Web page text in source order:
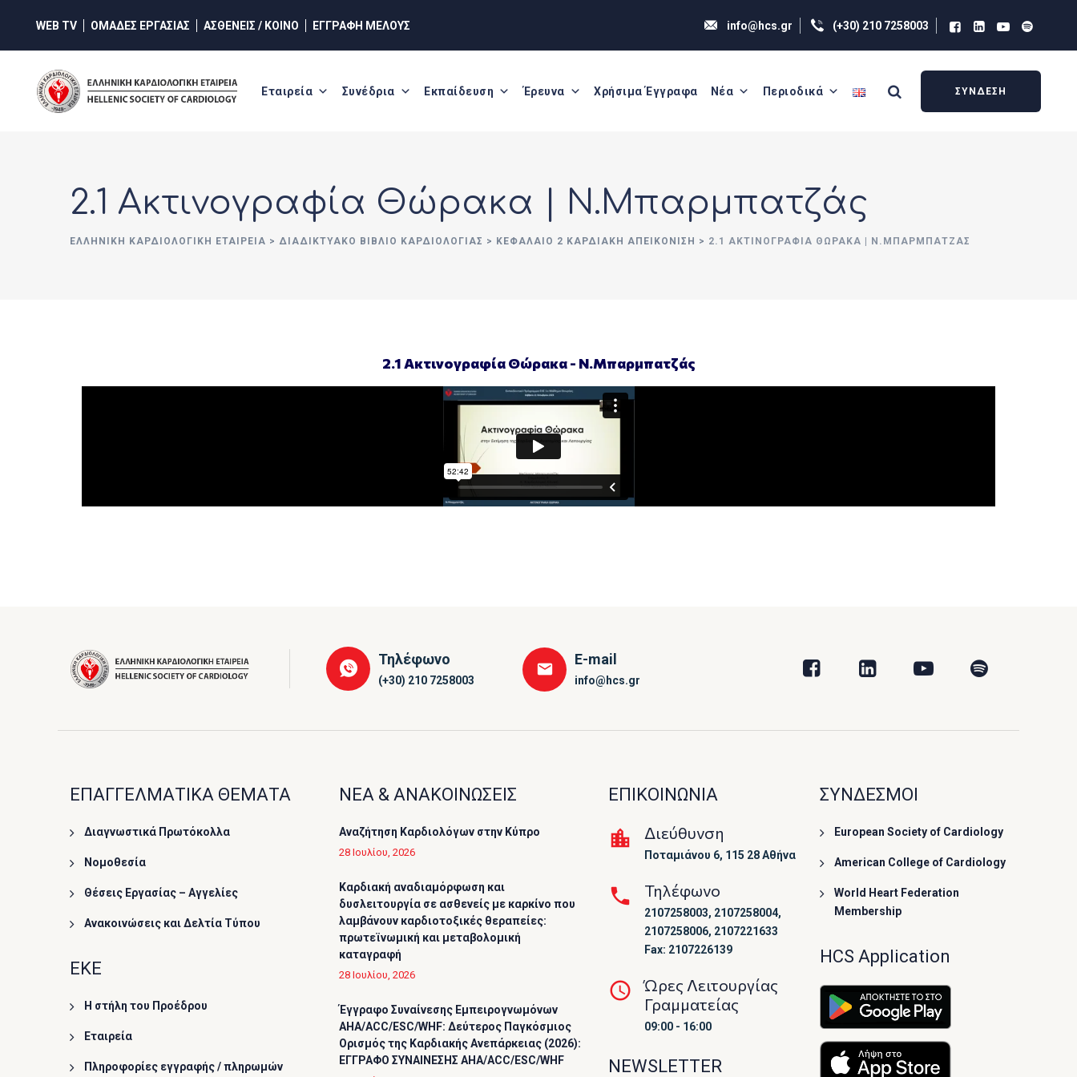
WEB TV ΟΜΑΔΕΣ ΕΡΓΑΣΙΑΣ ΑΣΘΕΝΕΙΣ / ΚΟΙΝΟ ΕΓΓΡΑΦΗ ΜΕΛΟΥΣ info@hcs.gr (+30) 210 7258003
Εταιρεία Συνέδρια Εκπαίδευση Έρευνα Χρήσιμα Έγγραφα Νέα Περιοδικά ΣΥΝΔΕΣΗ
2.1 Ακτινογραφία Θώρακα | Ν.Μπαρμπατζάς
ΕΛΛΗΝΙΚΉ ΚΑΡΔΙΟΛΟΓΙΚΉ ΕΤΑΙΡΕΊΑ > ΔΙΑΔΙΚΤΥΑΚΌ ΒΙΒΛΊΟ ΚΑΡΔΙΟΛΟΓΊΑΣ > ΚΕΦΆΛΑΙΟ 2 ΚΑΡΔΙΑΚΉ ΑΠΕΙΚΌΝΙΣΗ > 2.1 ΑΚΤΙΝΟΓΡΑΦΊΑ ΘΏΡΑΚΑ | Ν.ΜΠΑΡΜΠΑΤΖΆΣ
2.1 Ακτινογραφία Θώρακα - Ν.Μπαρμπατζάς
Τηλέφωνο
(+30) 210 7258003
E-mail
info@hcs.gr
ΕΠΑΓΓΕΛΜΑΤΙΚΑ ΘΕΜΑΤΑ
Διαγνωστικά Πρωτόκολλα
Νομοθεσία
Θέσεις Εργασίας – Αγγελίες
Ανακοινώσεις και Δελτία Τύπου
ΕΚΕ
Η στήλη του Προέδρου
Εταιρεία
Πληροφορίες εγγραφής / πληρωμών
ΝΕΑ & ΑΝΑΚΟΙΝΩΣΕΙΣ
Αναζήτηση Καρδιολόγων στην Κύπρο
28 Ιουλίου, 2026
Καρδιακή αναδιαμόρφωση και
δυσλειτουργία σε ασθενείς με καρκίνο που
λαμβάνουν καρδιοτοξικές θεραπείες:
πρωτεϊνωμική και μεταβολομική
καταγραφή
28 Ιουλίου, 2026
Έγγραφο Συναίνεσης Εμπειρογνωμόνων
AHA/ACC/ESC/WHF: Δεύτερος Παγκόσμιος
Ορισμός της Καρδιακής Ανεπάρκειας (2026):
ΕΓΓΡΑΦΟ ΣΥΝΑΙΝΕΣΗΣ AHA/ACC/ESC/WHF
ΕΠΙΚΟΙΝΩΝΙΑ
Διεύθυνση
Ποταμιάνου 6, 115 28 Αθήνα
Τηλέφωνο
2107258003, 2107258004,
2107258006, 2107221633
Fax: 2107226139
Ώρες Λειτουργίας
Γραμματείας
09:00 - 16:00
NEWSLETTER
ΣΥΝΔΕΣΜΟΙ
European Society of Cardiology
American College of Cardiology
World Heart Federation
Membership
HCS Application